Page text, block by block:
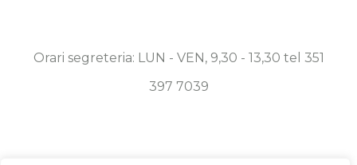
Orari segreteria: LUN - VEN, 9,30 - 13,30 tel 351
397 7039